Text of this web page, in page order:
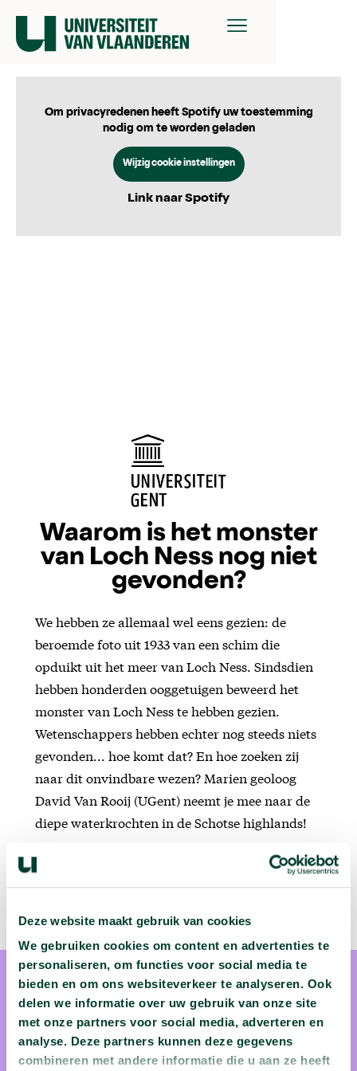
Deze website maakt gebruik van cookies
We gebruiken cookies om content en advertenties te
personaliseren, om functies voor social media te
bieden en om ons websiteverkeer te analyseren. Ook
delen we informatie over uw gebruik van onze site
met onze partners voor social media, adverteren en
analyse. Deze partners kunnen deze gegevens
combineren met andere informatie die u aan ze heeft
Om privacyredenen heeft Spotify uw toestemming
nodig om te worden geladen
Wijzig cookie instellingen
Link naar Spotify
Waarom is het monster
van Loch Ness nog niet
gevonden?
We hebben ze allemaal wel eens gezien: de
beroemde foto uit 1933 van een schim die
opduikt uit het meer van Loch Ness. Sindsdien
hebben honderden ooggetuigen beweerd het
monster van Loch Ness te hebben gezien.
Wetenschappers hebben echter nog steeds niets
gevonden... hoe komt dat? En hoe zoeken zij
naar dit onvindbare wezen? Marien geoloog
David Van Rooij (UGent) neemt je mee naar de
diepe waterkrochten in de Schotse highlands!
prof. dr. David Van Rooij